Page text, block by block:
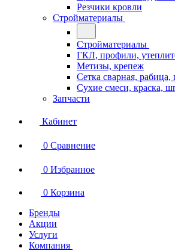
Резчики кровли
Стройматериалы
Стройматериалы
ГКЛ, профили,
Метизы, крепеж
Сетка сварная, рабица,
Сухие смеси, краска,
Запчасти
Кабинет
0 Сравнение
0 Избранное
0 Корзина
Бренды
Акции
Услуги
Компания